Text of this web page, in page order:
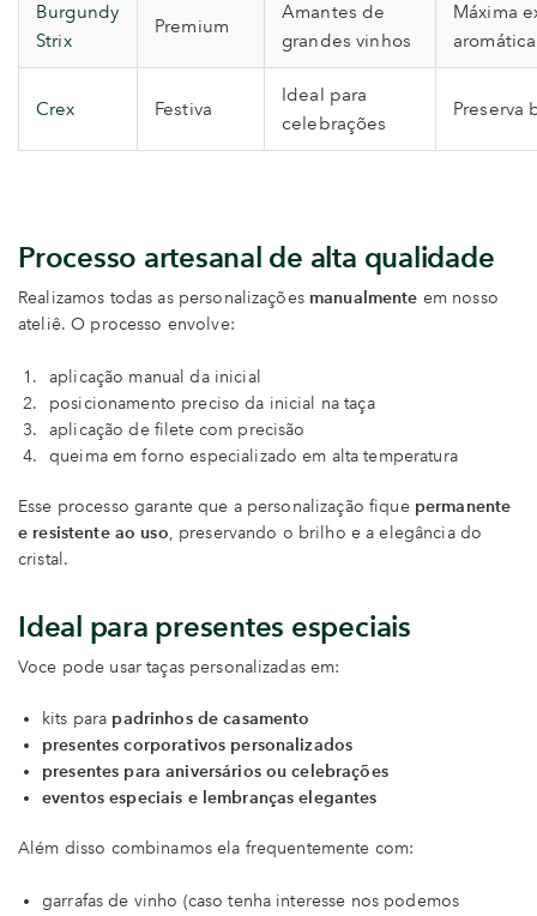
Burgundy
Strix
Premium
Amantes de
grandes vinhos
Máxima
aromática
Crex Festiva
Ideal para
celebrações
Preserva
Processo artesanal de alta qualidade
Realizamos todas as personalizações manualmente em nosso
ateliê. O processo envolve:
aplicação manual da inicial
posicionamento preciso da inicial na taça
aplicação de filete com precisão
queima em forno especializado em alta temperatura
Esse processo garante que a personalização fiquepermanente
e resistente ao uso, preservando o brilho e a elegância do
cristal.
Ideal para presentes especiais
Voce pode usar taças personalizadas em:
kits para padrinhos de casamento
presentes corporativos personalizados
presentes para aniversários ou celebrações
eventos especiais e lembranças elegantes
Além disso combinamos ela frequentemente com:
garrafas de vinho (caso tenha interesse nos podemos